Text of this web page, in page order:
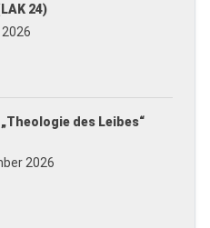
24)
des Leibes“
2026